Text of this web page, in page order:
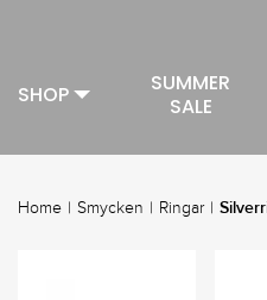
SHOP
SUMMER
SALE
Home | Smycken | Ringar |